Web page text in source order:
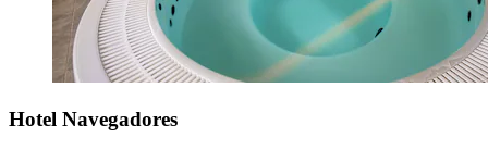
Hotel Navegadores